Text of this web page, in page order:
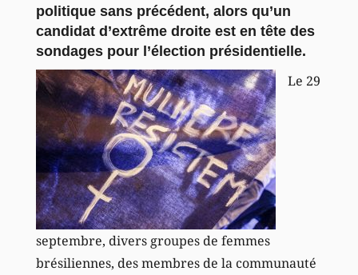
politique sans précédent, alors qu’un
candidat d’extrême droite est en tête des
sondages pour l’élection présidentielle.
Le 29
septembre, divers groupes de femmes
brésiliennes, des membres de la communauté